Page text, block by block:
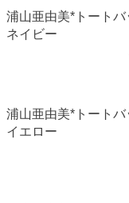
浦山亜由美*トートバ
ネイビー
浦山亜由美*トートバ
イエロー